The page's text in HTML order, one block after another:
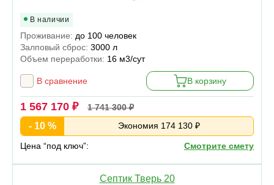
В наличии
Проживание: до 100 человек
Залповый сброс: 3000 л
Объем переработки: 16 м3/сут
В сравнение В корзину
1 567 170 ₽ 1 741 300 ₽
- 10 % Экономия 174 130 ₽
Цена “под ключ”: Смотрите смету
Септик Тверь 20